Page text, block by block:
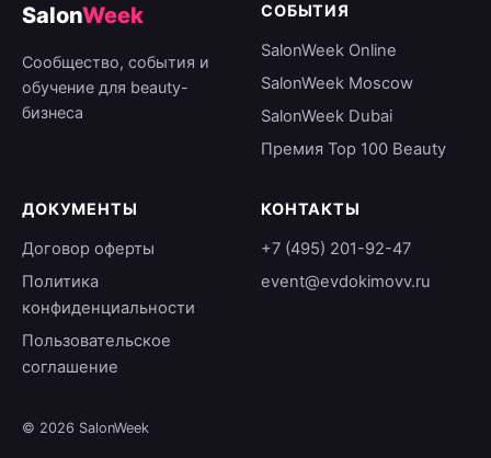
SalonWeek
Сообщество, события и
обучение для beauty-
бизнеса
СОБЫТИЯ
SalonWeek Online
SalonWeek Moscow
SalonWeek Dubai
Премия Top 100 Beauty
ДОКУМЕНТЫ
Договор оферты
Политика
конфиденциальности
Пользовательское
соглашение
КОНТАКТЫ
+7 (495) 201-92-47
event@evdokimovv.ru
© 2026 SalonWeek